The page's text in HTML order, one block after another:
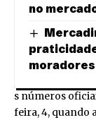
no
moradores
s números
feira, 4, quando